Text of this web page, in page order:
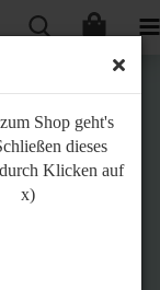
Shop geht's
dieses
Klicken auf
x)